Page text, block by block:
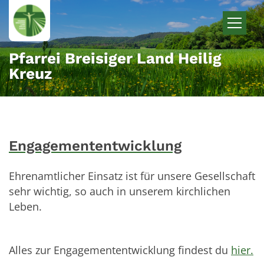
Zum Inhalt springen
Pfarrei Breisiger Land Heilig
Kreuz
Engagemententwicklung
Ehrenamtlicher Einsatz ist für unsere Gesellschaft
sehr wichtig, so auch in unserem kirchlichen
Leben.
Alles zur Engagemententwicklung findest du hier.